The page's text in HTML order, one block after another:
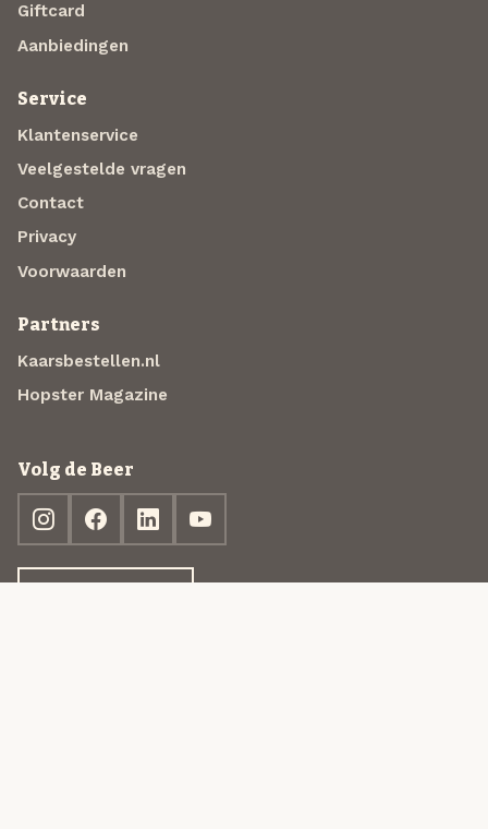
Giftcard
Aanbiedingen
Service
Klantenservice
Veelgestelde vragen
Contact
Privacy
Voorwaarden
Partners
Kaarsbestellen.nl
Hopster Magazine
Volg de Beer